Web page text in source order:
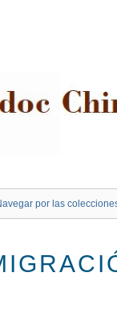
por las